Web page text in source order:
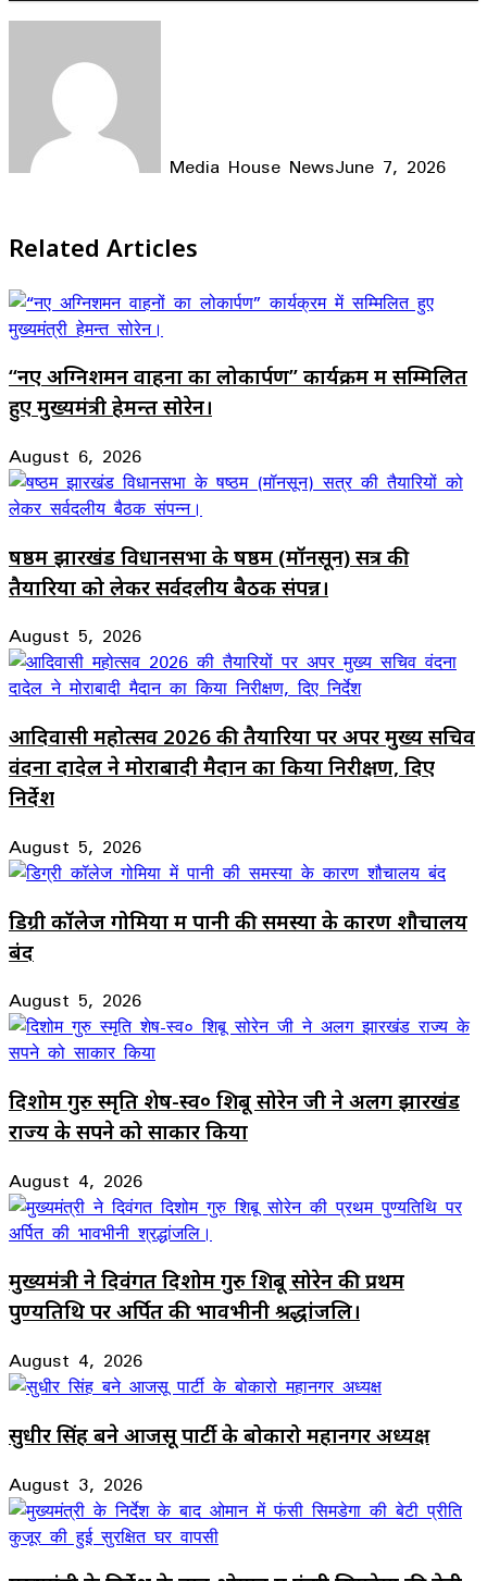
Media House NewsJune 7, 2026
Related Articles
“नए अग्निशमन वाहनों का लोकार्पण” कार्यक्रम में सम्मिलित
हुए मुख्यमंत्री हेमन्त सोरेन।
August 6, 2026
षष्ठम झारखंड विधानसभा के षष्ठम (मॉनसून) सत्र की
तैयारियों को लेकर सर्वदलीय बैठक संपन्न।
August 5, 2026
आदिवासी महोत्सव 2026 की तैयारियों पर अपर मुख्य सचिव
वंदना दादेल ने मोराबादी मैदान का किया निरीक्षण, दिए
निर्देश
August 5, 2026
डिग्री कॉलेज गोमिया में पानी की समस्या के कारण शौचालय
बंद
August 5, 2026
दिशोम गुरु स्मृति शेष-स्व० शिबू सोरेन जी ने अलग झारखंड
राज्य के सपने को साकार किया
August 4, 2026
मुख्यमंत्री ने दिवंगत दिशोम गुरु शिबू सोरेन की प्रथम
पुण्यतिथि पर अर्पित की भावभीनी श्रद्धांजलि।
August 4, 2026
सुधीर सिंह बने आजसू पार्टी के बोकारो महानगर अध्यक्ष
August 3, 2026